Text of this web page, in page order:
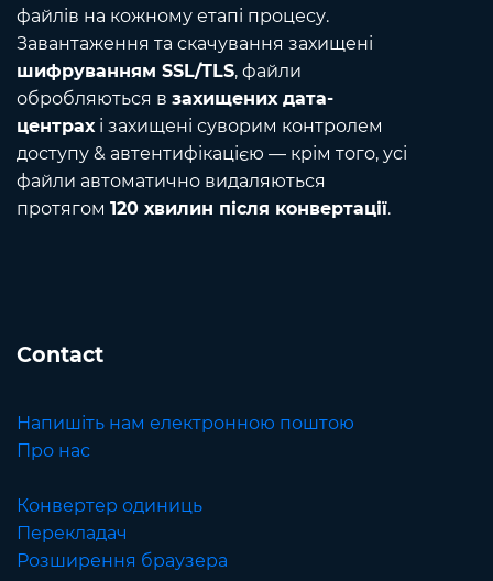
файлів на кожному етапі процесу.
Завантаження та скачування захищені
шифруванням SSL/TLS, файли
обробляються в захищених дата-
центрахі захищені суворим контролем
доступу & автентифікацією — крім того, усі
файли автоматично видаляються
протягом 120 хвилин після конвертації.
Contact
Напишіть нам електронною поштою
Про нас
Конвертер одиниць
Перекладач
Розширення браузера